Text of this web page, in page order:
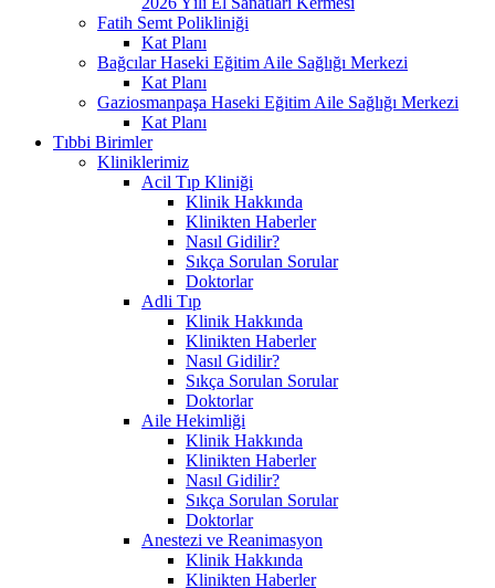
Fatih Semt Polikliniği
Kat Planı
Bağcılar Haseki Eğitim Aile Sağlığı Merkezi
Kat Planı
Gaziosmanpaşa Haseki Eğitim Aile Sağlığı Merkezi
Kat Planı
Tıbbi Birimler
Kliniklerimiz
Acil Tıp Kliniği
Klinik Hakkında
Klinikten Haberler
Nasıl Gidilir?
Sıkça Sorulan Sorular
Doktorlar
Adli Tıp
Klinik Hakkında
Klinikten Haberler
Nasıl Gidilir?
Sıkça Sorulan Sorular
Doktorlar
Aile Hekimliği
Klinik Hakkında
Klinikten Haberler
Nasıl Gidilir?
Sıkça Sorulan Sorular
Doktorlar
Anestezi ve Reanimasyon
Klinik Hakkında
Klinikten Haberler